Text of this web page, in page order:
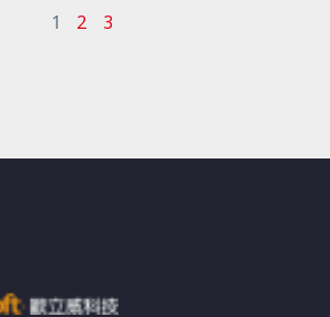
1 2 3